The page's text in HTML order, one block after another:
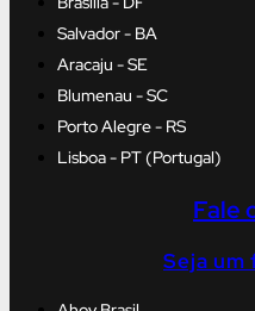
Salvador - BA
Aracaju - SE
Blumenau - SC
Porto Alegre - RS
Lisboa - PT (Portugal)
Fale
Seja